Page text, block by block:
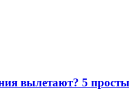
вылетают? 5